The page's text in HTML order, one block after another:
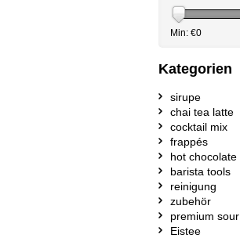
Min: €0
Kategorien
sirupe
chai tea latte
cocktail mix
frappés
hot chocolate
barista tools
reinigung
zubehör
premium sour
Eistee